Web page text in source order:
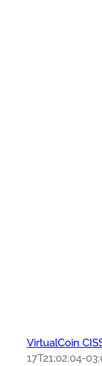
VirtualCoin
17T21:02:04-